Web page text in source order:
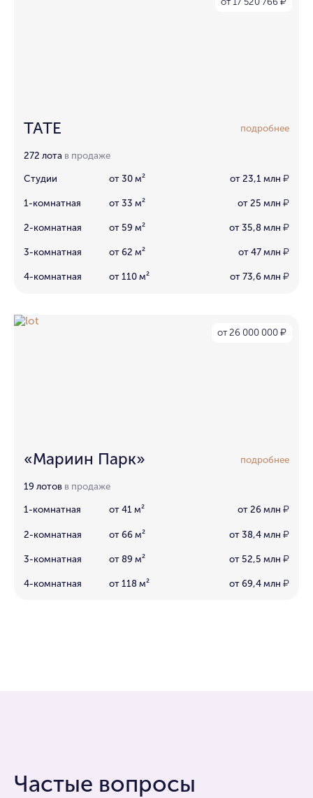
₽
TATE подробнее
272 лота в продаже
Студии от 30 м² от 23,1 млн ₽
1-комнатная от 33 м² от 25 млн ₽
2-комнатная от 59 м² от 35,8 млн ₽
3-комнатная от 62 м² от 47 млн ₽
4-комнатная от 110 м² от 73,6 млн ₽
от 26 000 000 ₽
«Мариин Парк» подробнее
19 лотов в продаже
1-комнатная от 41 м² от 26 млн ₽
2-комнатная от 66 м² от 38,4 млн ₽
3-комнатная от 89 м² от 52,5 млн ₽
4-комнатная от 118 м² от 69,4 млн ₽
Частые вопросы